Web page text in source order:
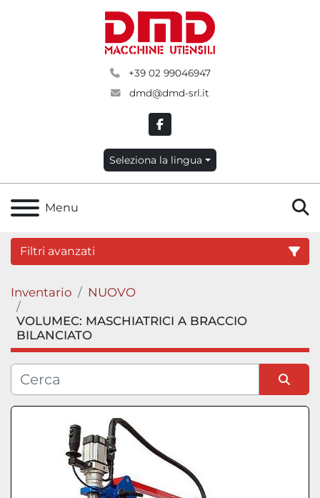
+39 02 99046947
dmd@dmd-srl.it
facebook
Seleziona la lingua
Menu
Filtri avanzati
Categoria
Condizione
Inventario
NUOVO
VOLUMEC: MASCHIATRICI A BRACCIO
BILANCIATO
Ordina per